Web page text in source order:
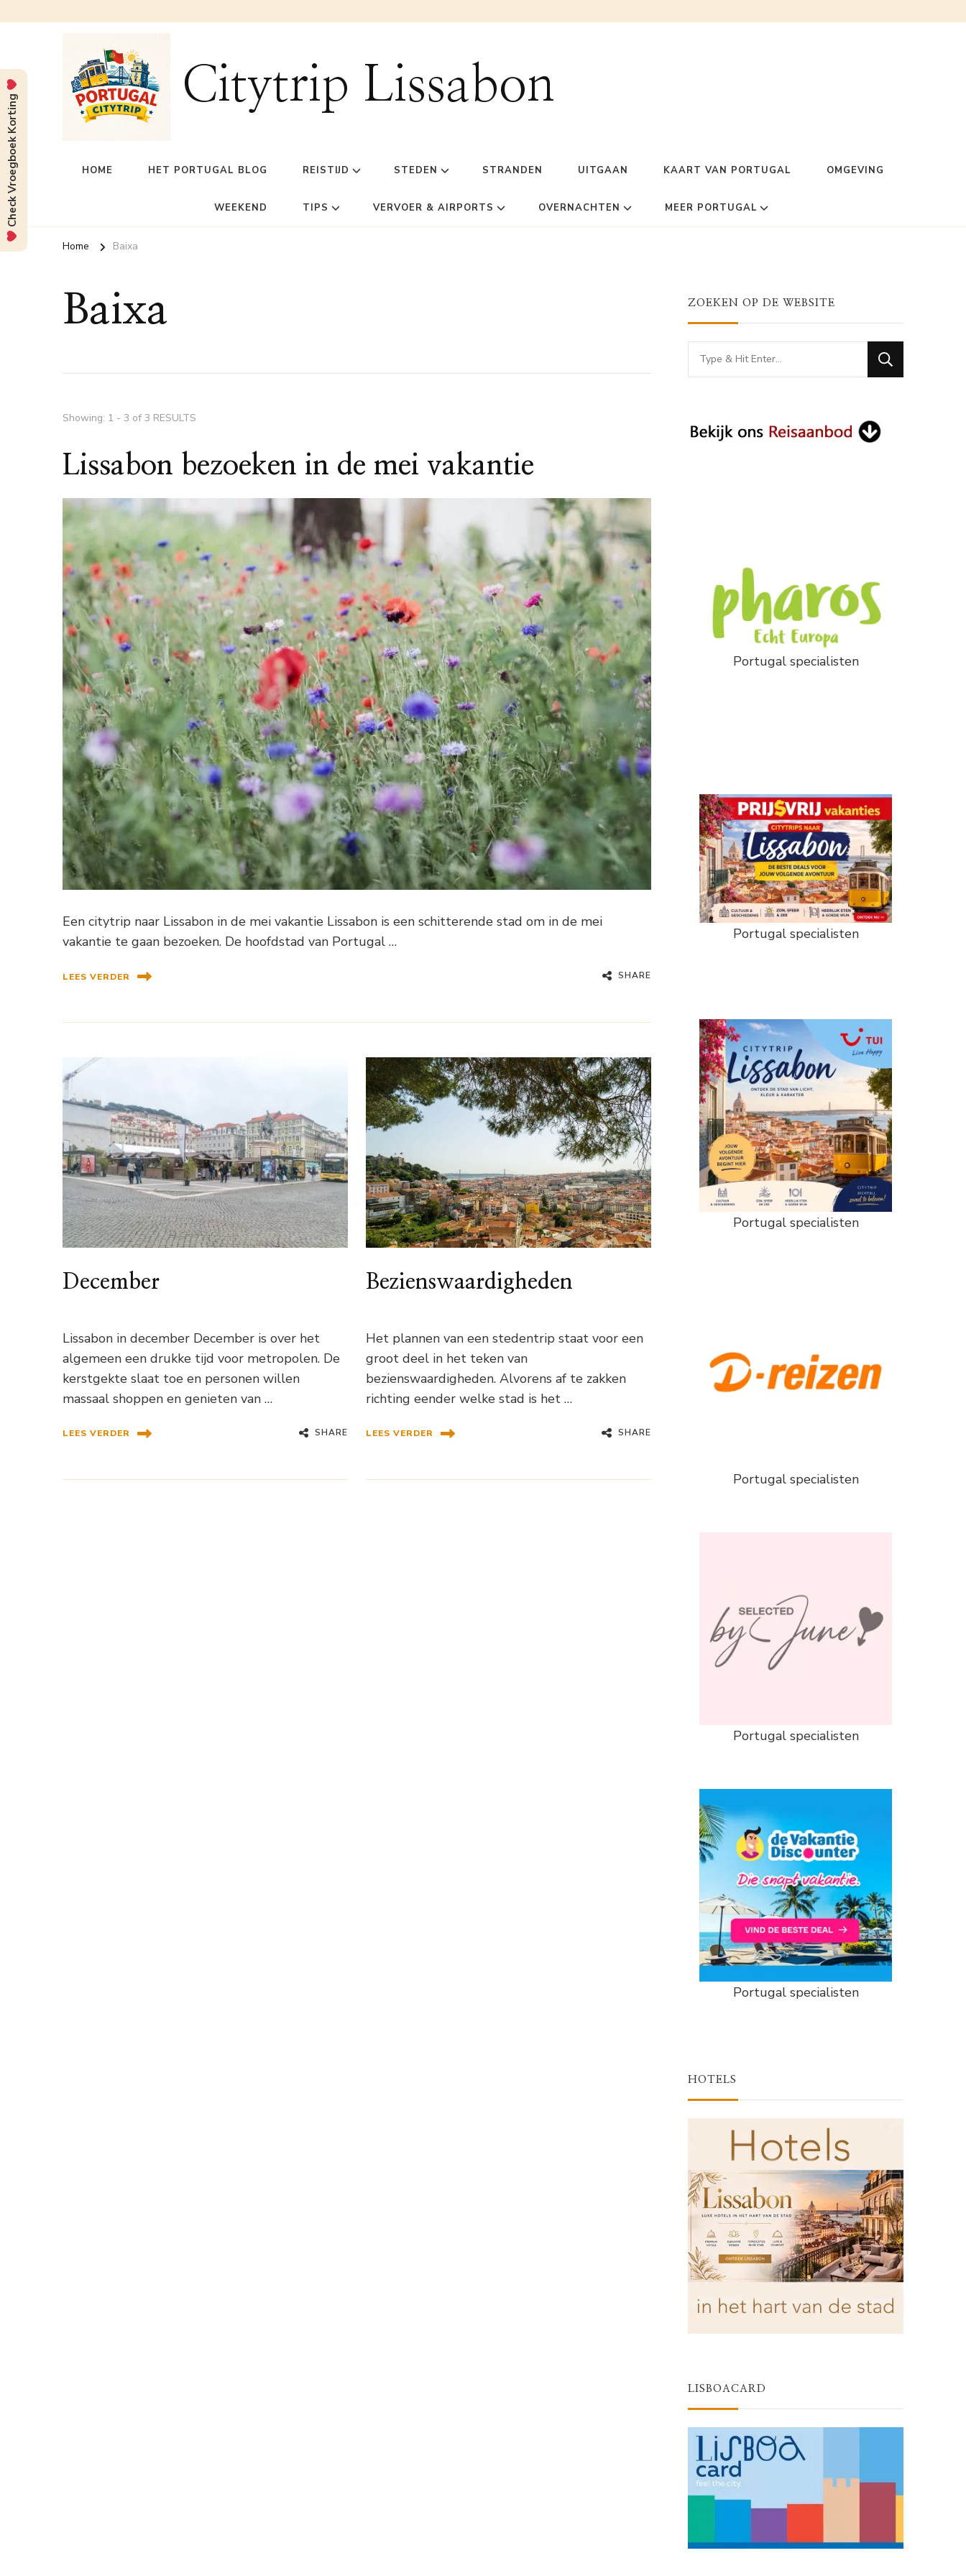
Citytrip Lissabon
HOME HET PORTUGAL BLOG REISTIJD STEDEN STRANDEN UITGAAN KAART VAN PORTUGAL OMGEVING
WEEKEND TIPS VERVOER & AIRPORTS OVERNACHTEN MEER PORTUGAL
Home Baixa
Baixa
Showing: 1 - 3 of 3 RESULTS
Lissabon bezoeken in de mei vakantie
Een citytrip naar Lissabon in de mei vakantie Lissabon is een schitterende stad om in de mei
vakantie te gaan bezoeken. De hoofdstad van Portugal …
LEES VERDER SHARE
December
Lissabon in december December is over het
algemeen een drukke tijd voor metropolen. De
kerstgekte slaat toe en personen willen
massaal shoppen en genieten van …
LEES VERDER SHARE
Bezienswaardigheden
Het plannen van een stedentrip staat voor een
groot deel in het teken van
bezienswaardigheden. Alvorens af te zakken
richting eender welke stad is het …
LEES VERDER SHARE
ZOEKEN OP DE WEBSITE
Looking
for
Portugal specialisten
Portugal specialisten
Portugal specialisten
Portugal specialisten
Portugal specialisten
Portugal specialisten
HOTELS
LISBOACARD
Check Vroegboek Korting